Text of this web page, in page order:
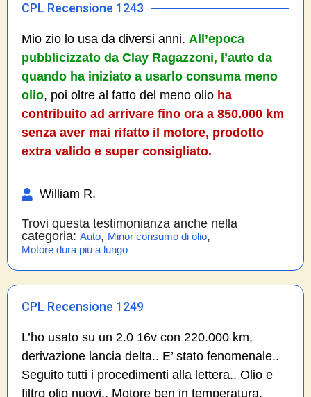
CPL Recensione 1243
Mio zio lo usa da diversi anni. All’epoca
pubblicizzato da Clay Ragazzoni, l’auto da
quando ha iniziato a usarlo consuma meno
olio, poi oltre al fatto del meno olio ha
contribuito ad arrivare fino ora a 850.000 km
senza aver mai rifatto il motore, prodotto
extra valido e super consigliato.
William R.
Trovi questa testimonianza anche nella
categoria: Auto, Minor consumo di olio,
Motore dura più a lungo
CPL Recensione 1249
L’ho usato su un 2.0 16v con 220.000 km,
derivazione lancia delta.. E’ stato fenomenale..
Seguito tutti i procedimenti alla lettera.. Olio e
filtro olio nuovi.. Motore ben in temperatura,